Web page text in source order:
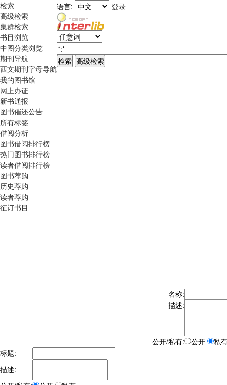
检索
高级检索
集群检索
书目浏览
中图分类浏览
期刊导航
西文期刊字母导航
我的图书馆
网上办证
新书通报
图书催还公告
所有标签
借阅分析
图书借阅排行榜
热门图书排行榜
读者借阅排行榜
图书荐购
历史荐购
读者荐购
征订书目
语言: 登录
名称:
描述:
公开/私有: 公开
私
标题:
描述: